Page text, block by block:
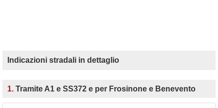
Indicazioni stradali in dettaglio
1. Tramite A1 e SS372 e per Frosinone e Benevento